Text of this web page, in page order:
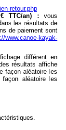
retour.php
TTC/an) : vous
les résultats de
de paiement sont
www.canoe-kayak-
différent en
résultats affiche
façon aléatoire les
aléatoire les